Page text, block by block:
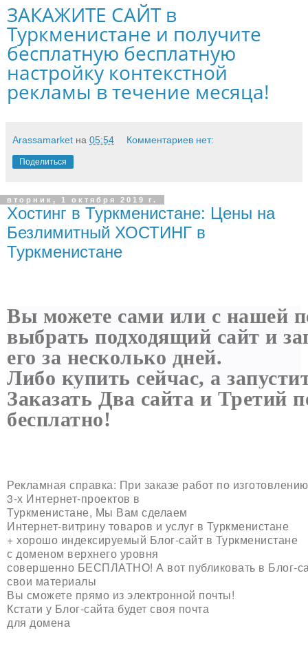
ЗАКАЖИТЕ САЙТ в
Туркменистане и получите
бесплатную бесплатную
настройку контекстной
рекламы в течение месяца!
Arassamarket на 05:54 Комментариев нет:
Поделиться
вторник, 1 октября 2019 г.
Хостинг в Туркменистане: Цены на
Безлимитный ХОСТИНГ в
Туркменистане
Вы можете сами или с нашей
выбрать подходящий сайт и
его за несколько дней.
Либо купить сейчас, а
Заказать Два сайта и Третий
бесплатно!
Рекламная справка: При заказе работ по
3-х Интернет-проектов в
Туркменистане, Мы Вам сделаем
Интернет-витрину товаров и услуг в Туркменистане
+ хорошо индексируемый Блог-сайт в Туркменистане
с доменом верхнего уровня
совершенно БЕСПЛАТНО! А вот публиковать в Блог-
свои материалы
Вы сможете прямо из электронной почты!
Кстати у Блог-сайта будет своя почта
для домена